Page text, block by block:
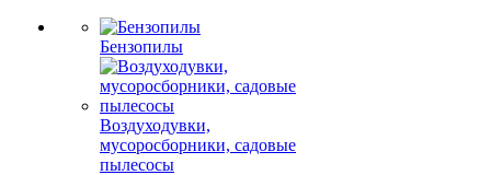
Бензопилы
Воздуходувки,
мусоросборники, cадовые
пылесосы